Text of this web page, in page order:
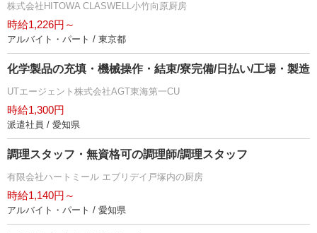
株式会社HITOWA CLASWELL小竹向原厨房
時給1,226円～
アルバイト・パート / 東京都
化学製品の充填・機械操作・結束/寮完備/日払い/工場・製造
UTエージェント株式会社AGT東海第一CU
時給1,300円
派遣社員 / 愛知県
調理スタッフ・無資格可の調理師/調理スタッフ
有限会社ハートミール エブリデイ戸塚内の厨房
時給1,140円～
アルバイト・パート / 愛知県